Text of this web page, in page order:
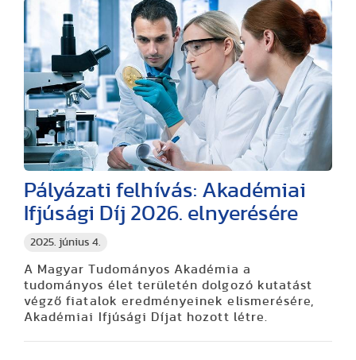
2025. június 4.
Pályázati felhívás: Akadémiai
Ifjúsági Díj 2026. elnyerésére
A Magyar Tudományos Akadémia a
tudományos élet területén dolgozó kutatást
végző fiatalok eredményeinek elismerésére,
Akadémiai Ifjúsági Díjat hozott létre.